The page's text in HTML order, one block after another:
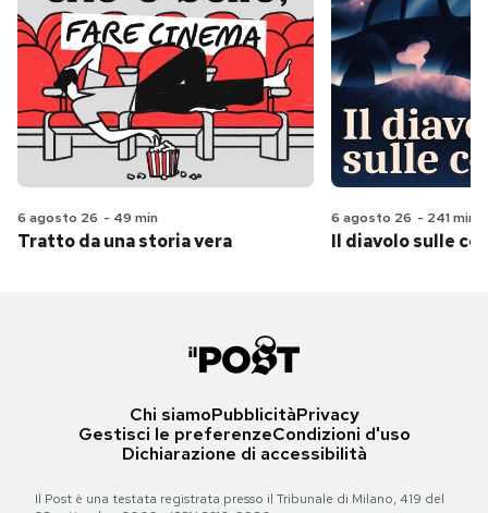
6 agosto 26 - 49 min
Tratto da una storia vera
6 agosto 26 - 241 min
Il diavolo sulle
Chi siamoPubblicitàPrivacy
Gestisci le preferenzeCondizioni d'uso
Dichiarazione di accessibilità
Il Post è una testata registrata presso il Tribunale di Milano, 419 del